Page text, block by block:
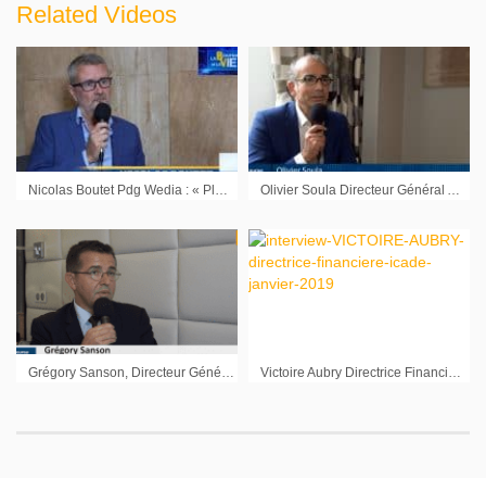
Related Videos
Nicolas Boutet Pdg Wedia : « Plutôt des signaux positifs sur nos marchés » Olivier Soula Directeur Général Adocia : « Nouer un partenariat »